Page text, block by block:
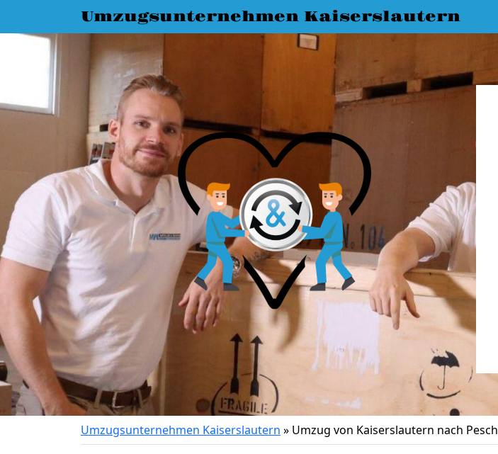
Umzugsunternehmen Kaiserslautern
Umzugsunternehmen Kaiserslautern » Umzug von Kaiserslautern nach Pesch